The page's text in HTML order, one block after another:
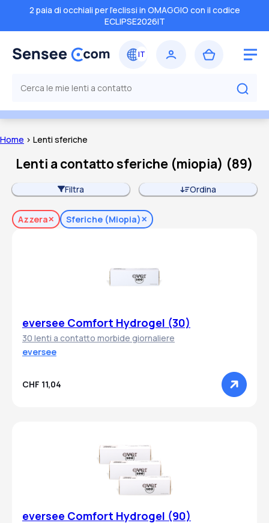
2 paia di occhiali per l'eclissi in OMAGGIO con il codice
ECLIPSE2026IT
Home > Lenti sferiche
Lenti a contatto sferiche (miopia) (89)
Filtra Ordina
Azzera Sferiche (miopia)
eversee Comfort Hydrogel (30)
30 lenti a contatto morbide giornaliere
eversee
CHF 11,04
eversee Comfort Hydrogel (90)